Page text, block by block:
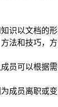
识以文档的
法和技巧，
员可以根据
成员离职或